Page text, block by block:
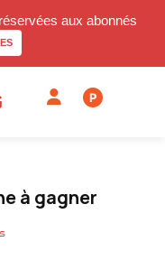
aux abonnés
P
à gagner